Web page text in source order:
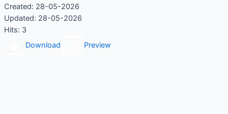
Created: 28-05-2026
Updated: 28-05-2026
Hits: 3
Download
Preview